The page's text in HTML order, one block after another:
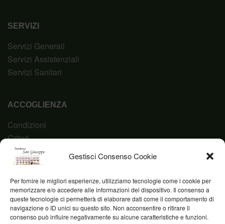
Gestisci Consenso Cookie
Per fornire le migliori esperienze, utilizziamo tecnologie come i cookie per
memorizzare e/o accedere alle informazioni del dispositivo. Il consenso a
queste tecnologie ci permetterà di elaborare dati come il comportamento di
navigazione o ID unici su questo sito. Non acconsentire o ritirare il
consenso può influire negativamente su alcune caratteristiche e funzioni.
SERVIZI
Servizi Generali
Servizi Assistenziali
Servizi Sanitari
ACCOGLIENZA
Condizioni
Criteri
Domanda
Codice Etico
Fond. Casa San Giuseppe ETS © 2023 | P.IVA